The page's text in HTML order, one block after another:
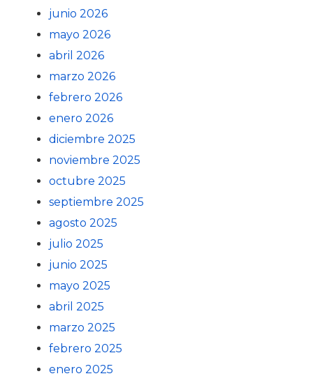
junio 2026
mayo 2026
abril 2026
marzo 2026
febrero 2026
enero 2026
diciembre 2025
noviembre 2025
octubre 2025
septiembre 2025
agosto 2025
julio 2025
junio 2025
mayo 2025
abril 2025
marzo 2025
febrero 2025
enero 2025